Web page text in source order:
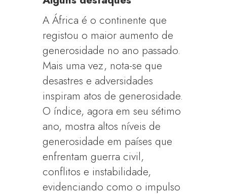
A África é o continente que
registou o maior aumento de
generosidade no ano passado.
Mais uma vez, nota-se que
desastres e adversidades
inspiram atos de generosidade.
O índice, agora em seu sétimo
ano, mostra altos níveis de
generosidade em países que
enfrentam guerra civil,
conflitos e instabilidade,
evidenciando como o impulso